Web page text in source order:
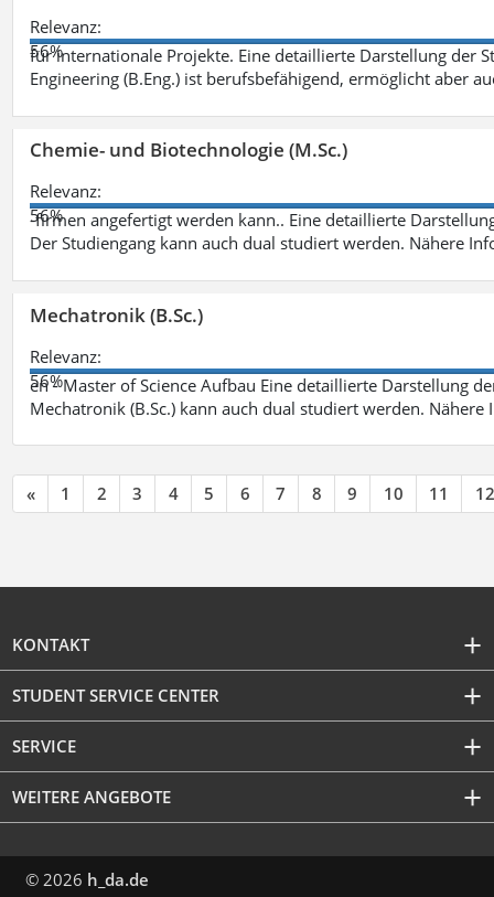
Relevanz:
56%
für internationale Projekte. Eine detaillierte Darstellung der
Engineering (B.Eng.) ist berufsbefähigend, ermöglicht aber
Chemie- und Biotechnologie (M.Sc.)
Relevanz:
56%
-firmen angefertigt werden kann.. Eine detaillierte
Der Studiengang kann auch dual studiert werden. Nähere
Mechatronik (B.Sc.)
Relevanz:
56%
en - Master of Science Aufbau Eine detaillierte Darstellung
Mechatronik (B.Sc.) kann auch dual studiert werden.
« 1 2 3 4 5 6 7 8 9 10 11 12
KONTAKT
STUDENT SERVICE CENTER
SERVICE
WEITERE ANGEBOTE
© 2026 h_da.de